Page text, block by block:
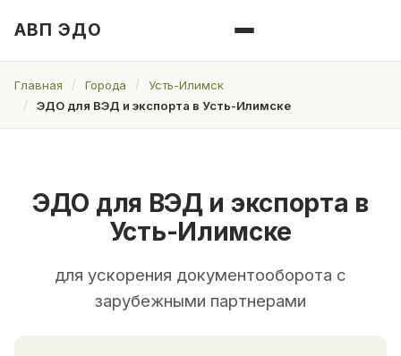
АВП ЭДО
Главная Города
Усть-Илимск
ЭДО для ВЭД и экспорта в Усть-Илимске
ЭДО для ВЭД и экспорта в
Усть-Илимске
для ускорения документооборота с
зарубежными партнерами